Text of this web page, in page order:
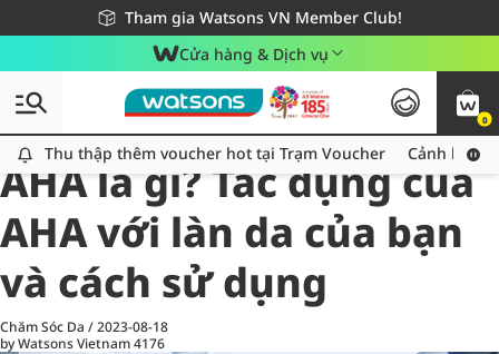
Tham gia Watsons VN Member Club!
Miễn phí giao hàng cho đơn hàng từ 249,000Đ
Giao hàng nhanh 24h - Áp dụng khu vực TP. Hồ Chí Minh
Cửa hàng & Dịch vụ
0
Thu thập thêm voucher hot tại Trạm Voucher
Thu thập thêm voucher hot tại Trạm Voucher Cảnh báo
All
Chăm Sóc Cá Nhân
AHA là gì? Tác dụng của
AHA với làn da của bạn
và cách sử dụng
Chăm Sóc Da /2023-08-18
by Watsons Vietnam4176